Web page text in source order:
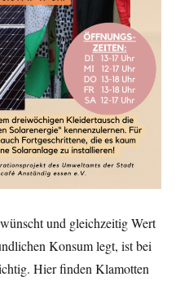
und gleichzeitig Wert
Konsum legt, ist bei
Hier finden Klamotten